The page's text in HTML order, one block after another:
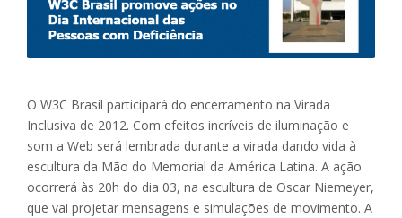
O W3C Brasil participará do encerramento na Virada
Inclusiva de 2012. Com efeitos incríveis de iluminação e
som a Web será lembrada durante a virada dando vida à
escultura da Mão do Memorial da América Latina. A ação
ocorrerá às 20h do dia 03, na escultura de Oscar Niemeyer,
que vai projetar mensagens e simulações de movimento. A